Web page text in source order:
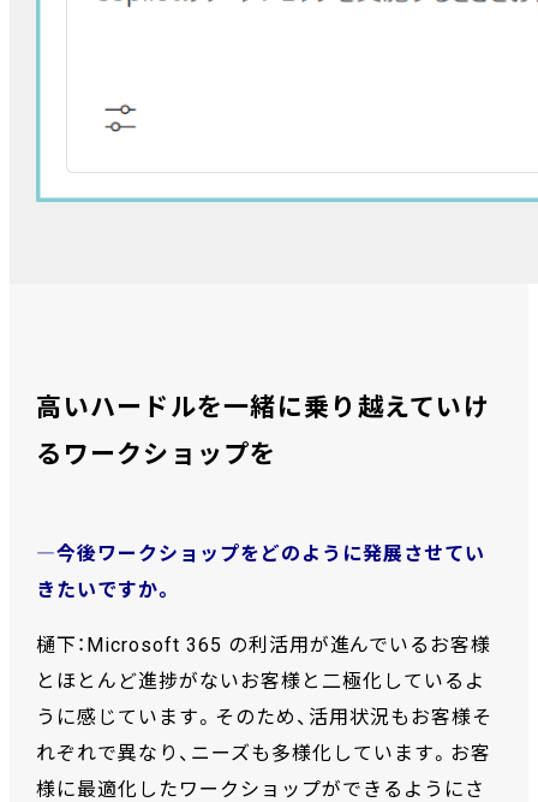
高いハードルを一緒に乗り越えていけ
るワークショップを
―今後ワークショップをどのように発展させてい
きたいですか。
樋下：Microsoft 365 の利活用が進んでいるお客様
とほとんど進捗がないお客様と二極化しているよ
うに感じています。そのため、活用状況もお客様そ
れぞれで異なり、ニーズも多様化しています。お客
様に最適化したワークショップができるようにさ